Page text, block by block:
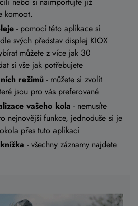
komoot.
- pomocí této aplikace si
svých představ displej KIOX
můžete z více jak 30
si vše jak potřebujete
režimů - můžete si zvolit
jsou pro vás preferované
vašeho kola - nemusíte
nejnovější funkce, jednoduše si je
přes tuto aplikaci
- všechny záznamy najdete